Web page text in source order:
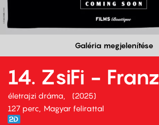
Galéria megjelenítése
14. ZsiFi - Franz
életrajzi dráma
2025
127 perc,
Magyar felirattal